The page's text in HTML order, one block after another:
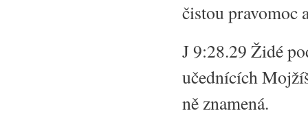
čistou pravomoc
J 9:28.29 Židé
učednících
ně znamená.